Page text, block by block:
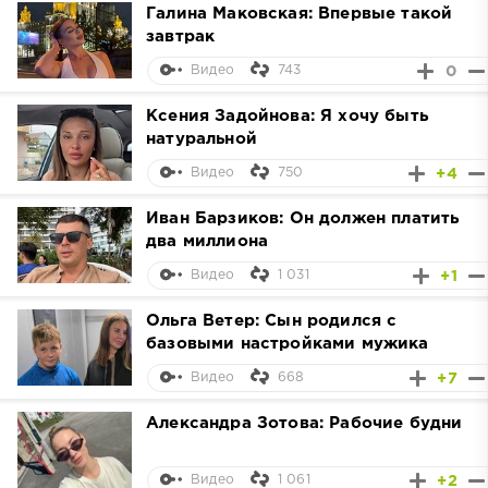
Галина Маковская: Впервые такой
завтрак
0
Видео 743
Ксения Задойнова: Я хочу быть
натуральной
+4
Видео 750
Иван Барзиков: Он должен платить
два миллиона
+1
Видео 1 031
Ольга Ветер: Сын родился с
базовыми настройками мужика
+7
Видео 668
Александра Зотова: Рабочие будни
+2
Видео 1 061